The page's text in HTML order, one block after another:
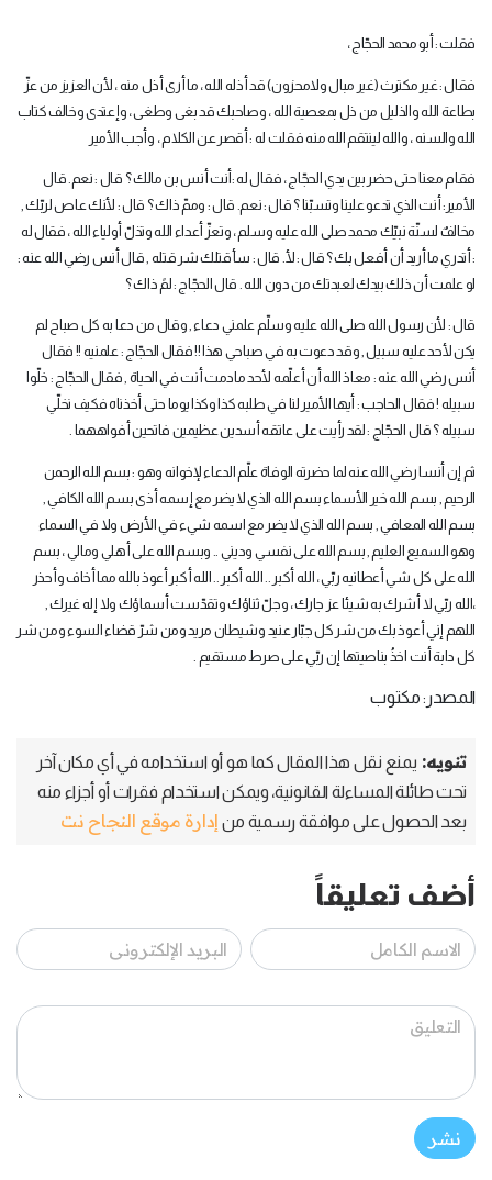
فقلت : أبو محمد الحجّاج ،
فقال : غير مكترث (غير مبال ولامحزون) قد أذله الله ، ما أرى أذل منه ، لأن العزيز من عزّ
بطاعة الله والذليل من ذل بمعصية الله ، وصاحبك قد بغى وطغى ، وإعتدى وخالف كتاب
الله والسنه ، والله لينتقم الله منه فقلت له : أقصر عن الكلام ، وأجب الأمير
فقام معنا حتى حضر بين يدي الحجّاج ، فقال له :أنت أنس بن مالك ؟ قال : نعم. قال
الأمير: أنت الذي تدعو علينا وتسبّنا ؟ قال : نعم. قال : وممّ ذاك ؟ قال : لأنك عاص لربّك ,
مخالفٌ لسنّة نبيّك محمد صلى الله عليه وسلم ، وتعزّ أعداء الله وتذلّ أولياء الله ، فقال له
: أتدري ما أريد أن أفعل بك ؟ قال : لأ. قال : سأقتلك شر قتله , قال أنس رضي الله عنه :
لو علمت أن ذلك بيدك لعبدتك من دون الله . قال الحجّاج : لمً ذاك ؟
قال : لأن رسول الله صلى الله عليه وسلّم علمني دعاء , وقال من دعا به كل صباح لم
يكن لأحد عليه سبيل , وقد دعوت به في صباحي هذا !! فقال الحجّاج : علمنيه !! فقال
أنس رضي الله عنه : معاذ الله أن أعلّمه لأحد مادمت أنت في الحياة , فقال الحجّاج : خلّوا
سبيله ! فقال الحاجب : أيها الأمير لنا في طلبه كذا وكذا يوما حتى أخذناه فكيف نخلّي
سبيله ؟ قال الحجّاج : لقد رأيت على عاتقه أسدين عظيمين فاتحين أفواههما .
ثم إن أنسا رضي الله عنه لما حضرته الوفاة علّم الدعاء لإخوانه وهو : بسم الله الرحمن
الرحيم , بسم الله خير الأسماء بسم الله الذي لا يضر مع إسمه أذى بسم الله الكافي ,
بسم الله المعافي , بسم الله الذي لا يضر مع اسمه شيء في الأرض ولا في السماء
وهو السميع العليم , بسم الله على نفسي وديني .. وبسم الله على أهلي ومالي ، بسم
الله على كل شي أعطانيه ربّي ، الله أكبر .. الله أكبر .. الله أكبر أعوذ بالله مما أخاف وأحذر
،الله ربّي لا أشرك به شيئا عز جارك ، وجلّ ثناؤك وتقدّست أسماؤك ولا إله غيرك ,
اللهم إني أعوذ بك من شر كل جبّار عنيد وشيطان مريد ومن شرّ قضاء السوء ومن شر
كل دابة أنت اخذُ بناصيتها إن ربّي على صرط مستقيم .
المصدر: مكتوب
تنويه: يمنع نقل هذا المقال كما هو أو استخدامه في أي مكان آخر
تحت طائلة المساءلة القانونية، ويمكن استخدام فقرات أو أجزاء منه
بعد الحصول على موافقة رسمية من إدارة موقع النجاح نت
أضف تعليقاً
نشر